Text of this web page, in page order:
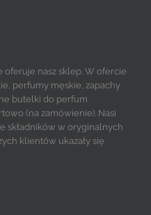
oferuje nasz sklep. W ofercie
perfumy męskie, zapachy
butelki do perfum
(na zamówienie). Nasi
składników w oryginalnych
klientów ukazały się